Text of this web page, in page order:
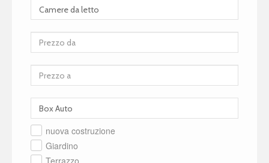
nuova costruzione
Giardino
Terrazzo